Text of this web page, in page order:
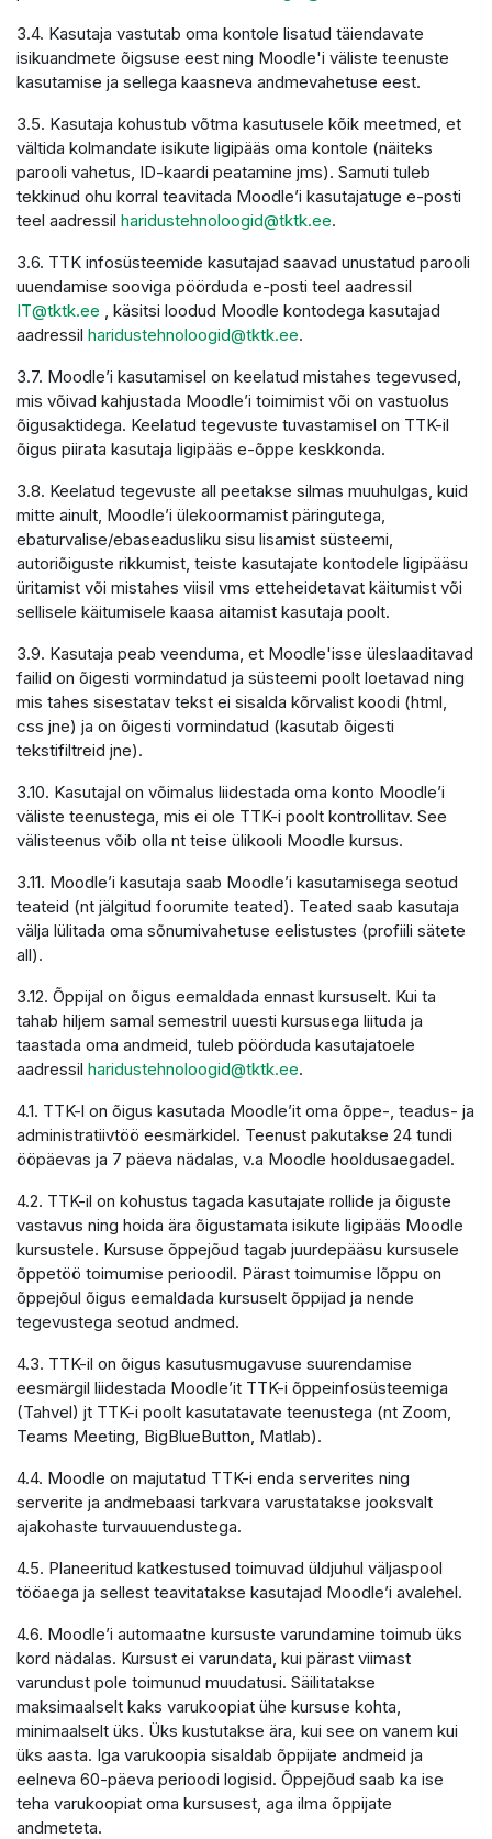
3.4. Kasutaja vastutab oma kontole lisatud täiendavate
isikuandmete õigsuse eest ning Moodle'i väliste teenuste
kasutamise ja sellega kaasneva andmevahetuse eest.
3.5. Kasutaja kohustub võtma kasutusele kõik meetmed, et
vältida kolmandate isikute ligipääs oma kontole (näiteks
parooli vahetus, ID-kaardi peatamine jms). Samuti tuleb
tekkinud ohu korral teavitada Moodle’i kasutajatuge e-posti
teel aadressil haridustehnoloogid@tktk.ee.
3.6. TTK infosüsteemide kasutajad saavad unustatud parooli
uuendamise sooviga pöörduda e-posti teel aadressil
IT@tktk.ee , käsitsi loodud Moodle kontodega kasutajad
aadressil haridustehnoloogid@tktk.ee.
3.7. Moodle’i kasutamisel on keelatud mistahes tegevused,
mis võivad kahjustada Moodle’i toimimist või on vastuolus
õigusaktidega. Keelatud tegevuste tuvastamisel on TTK-il
õigus piirata kasutaja ligipääs e-õppe keskkonda.
3.8. Keelatud tegevuste all peetakse silmas muuhulgas, kuid
mitte ainult, Moodle’i ülekoormamist päringutega,
ebaturvalise/ebaseadusliku sisu lisamist süsteemi,
autoriõiguste rikkumist, teiste kasutajate kontodele ligipääsu
üritamist või mistahes viisil vms etteheidetavat käitumist või
sellisele käitumisele kaasa aitamist kasutaja poolt.
3.9. Kasutaja peab veenduma, et Moodle'isse üleslaaditavad
failid on õigesti vormindatud ja süsteemi poolt loetavad ning
mis tahes sisestatav tekst ei sisalda kõrvalist koodi (html,
css jne) ja on õigesti vormindatud (kasutab õigesti
tekstifiltreid jne).
3.10. Kasutajal on võimalus liidestada oma konto Moodle’i
väliste teenustega, mis ei ole TTK-i poolt kontrollitav. See
välisteenus võib olla nt teise ülikooli Moodle kursus.
3.11. Moodle’i kasutaja saab Moodle’i kasutamisega seotud
teateid (nt jälgitud foorumite teated). Teated saab kasutaja
välja lülitada oma sõnumivahetuse eelistustes (profiili sätete
all).
3.12. Õppijal on õigus eemaldada ennast kursuselt. Kui ta
tahab hiljem samal semestril uuesti kursusega liituda ja
taastada oma andmeid, tuleb pöörduda kasutajatoele
aadressil haridustehnoloogid@tktk.ee.
4.1. TTK-l on õigus kasutada Moodle’it oma õppe-, teadus- ja
administratiivtöö eesmärkidel. Teenust pakutakse 24 tundi
ööpäevas ja 7 päeva nädalas, v.a Moodle hooldusaegadel.
4.2. TTK-il on kohustus tagada kasutajate rollide ja õiguste
vastavus ning hoida ära õigustamata isikute ligipääs Moodle
kursustele. Kursuse õppejõud tagab juurdepääsu kursusele
õppetöö toimumise perioodil. Pärast toimumise lõppu on
õppejõul õigus eemaldada kursuselt õppijad ja nende
tegevustega seotud andmed.
4.3. TTK-il on õigus kasutusmugavuse suurendamise
eesmärgil liidestada Moodle’it TTK-i õppeinfosüsteemiga
(Tahvel) jt TTK-i poolt kasutatavate teenustega (nt Zoom,
Teams Meeting, BigBlueButton, Matlab).
4.4. Moodle on majutatud TTK-i enda serverites ning
serverite ja andmebaasi tarkvara varustatakse jooksvalt
ajakohaste turvauuendustega.
4.5. Planeeritud katkestused toimuvad üldjuhul väljaspool
tööaega ja sellest teavitatakse kasutajad Moodle’i avalehel.
4.6. Moodle’i automaatne kursuste varundamine toimub üks
kord nädalas. Kursust ei varundata, kui pärast viimast
varundust pole toimunud muudatusi. Säilitatakse
maksimaalselt kaks varukoopiat ühe kursuse kohta,
minimaalselt üks. Üks kustutakse ära, kui see on vanem kui
üks aasta. Iga varukoopia sisaldab õppijate andmeid ja
eelneva 60-päeva perioodi logisid. Õppejõud saab ka ise
teha varukoopiat oma kursusest, aga ilma õppijate
andmeteta.